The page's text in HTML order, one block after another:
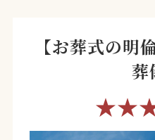
【お葬式の明
葬